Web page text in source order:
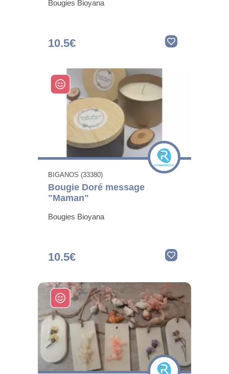
Bougies Bioyana
10.5€
BIGANOS (33380)
Bougie Doré message
"Maman"
Bougies Bioyana
10.5€